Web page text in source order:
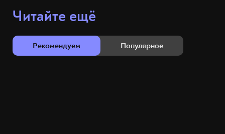
Читайте ещё
Рекомендуем Популярное